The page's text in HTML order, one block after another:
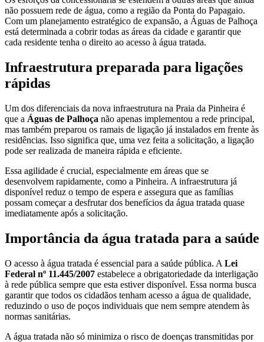
não possuem rede de água, como a região da Ponta do Papagaio.
Com um planejamento estratégico de expansão, a Águas de Palhoça
está determinada a cobrir todas as áreas da cidade e garantir que
cada residente tenha o direito ao acesso à água tratada.
Infraestrutura preparada para ligações
rápidas
Um dos diferenciais da nova infraestrutura na Praia da Pinheira é
que a Águas de Palhoça não apenas implementou a rede principal,
mas também preparou os ramais de ligação já instalados em frente às
residências. Isso significa que, uma vez feita a solicitação, a ligação
pode ser realizada de maneira rápida e eficiente.
Essa agilidade é crucial, especialmente em áreas que se
desenvolvem rapidamente, como a Pinheira. A infraestrutura já
disponível reduz o tempo de espera e assegura que as famílias
possam começar a desfrutar dos benefícios da água tratada quase
imediatamente após a solicitação.
Importância da água tratada para a saúde
O acesso à água tratada é essencial para a saúde pública. A Lei
Federal nº 11.445/2007 estabelece a obrigatoriedade da interligação
à rede pública sempre que esta estiver disponível. Essa norma busca
garantir que todos os cidadãos tenham acesso a água de qualidade,
reduzindo o uso de poços individuais que nem sempre atendem às
normas sanitárias.
A água tratada não só minimiza o risco de doenças transmitidas por